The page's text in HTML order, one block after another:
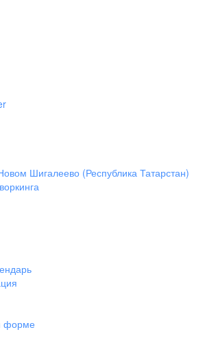
Шигалеево (Республика Татарстан)
форме